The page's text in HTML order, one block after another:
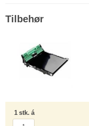
Tilbehør
1 stk. á